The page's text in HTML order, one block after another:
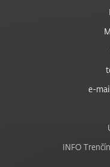
e-
INFO